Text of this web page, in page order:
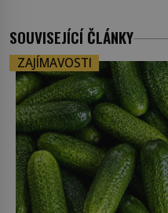
SOUVISEJÍCÍ ČLÁNKY
ZAJÍMAVOSTI